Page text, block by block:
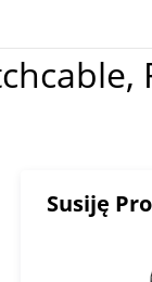
Susiję